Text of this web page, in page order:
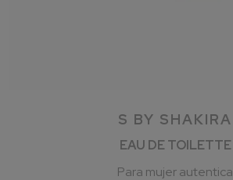
S BY SHAKIRA
EAU DE TOILETTE
Para mujer autentica